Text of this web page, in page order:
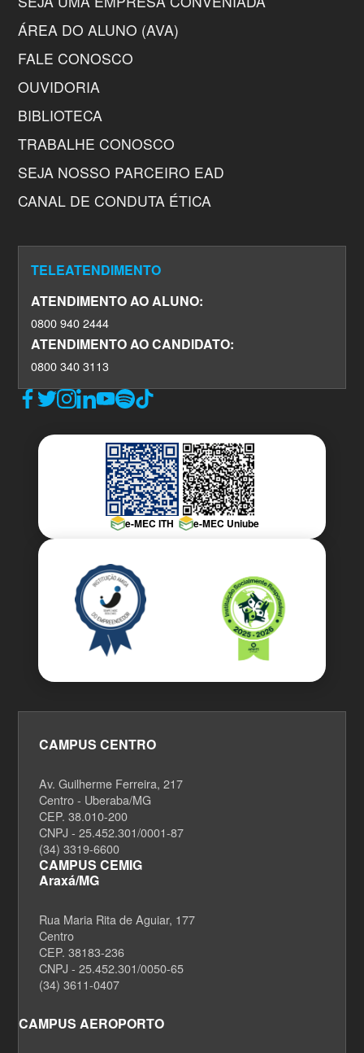
ÁREA DO ALUNO (AVA)
FALE CONOSCO
OUVIDORIA
BIBLIOTECA
TRABALHE CONOSCO
SEJA NOSSO PARCEIRO EAD
CANAL DE CONDUTA ÉTICA
TELEATENDIMENTO
ATENDIMENTO AO ALUNO:
0800 940 2444
ATENDIMENTO AO CANDIDATO:
0800 340 3113
e-MEC ITH e-MEC Uniube
CAMPUS CENTRO
Av. Guilherme Ferreira, 217
Centro - Uberaba/MG
CEP. 38.010-200
CNPJ - 25.452.301/0001-87
(34) 3319-6600
CAMPUS CEMIG
Araxá/MG
Rua Maria Rita de Aguiar, 177
Centro
CEP. 38183-236
CNPJ - 25.452.301/0050-65
(34) 3611-0407
CAMPUS AEROPORTO